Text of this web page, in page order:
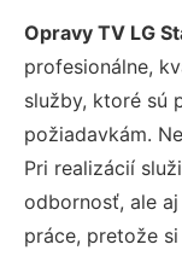
Opravy TV LG
profesionálne,
služby, ktoré sú
požiadavkám.
Pri realizácií
odbornosť, ale
práce, pretože